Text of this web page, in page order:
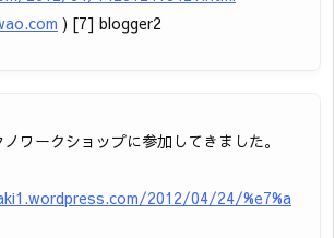
) [7] blogger2
ワークショップに参加してきました。
2012/04/24/%e7%a